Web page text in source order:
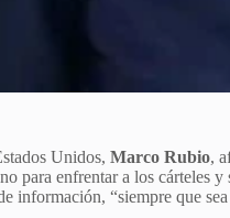
Unidos, Marco Rubio,
para enfrentar a los cárteles
información, “siempre que